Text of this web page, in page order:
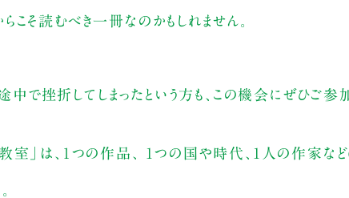
こそ読むべき一冊なのかもしれません。
で挫折してしまったという方も、この機会にぜひご参加
室」は、１つの作品、 1つの国や時代、1人の作家など